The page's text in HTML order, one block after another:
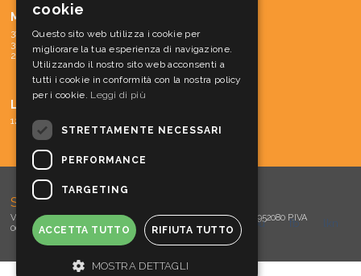
MACCHINE
31 - PARTI DI RICAMBIO E ACCESSORI
30 - MATERIALE CONS. MACCH.
29 - MACCHINE
LINEA CORTESIA
12 - LINEA CORTESIA
SOVLA s.r.l.
Via Meucci, 15 - 30016 Jesolo (VE) Tel. 0421 952060 - Fax 0421 952080 P.IVA
00360610273 - E-mail:info@sovla.com- Privacy / Cookies
tw you fb lkn
cookie
Questo sito web utilizza i cookie per
migliorare la tua esperienza di navigazione.
Utilizzando il nostro sito web acconsenti a
tutti i cookie in conformità con la nostra policy
per i cookie. Leggi di più
STRETTAMENTE NECESSARI
PERFORMANCE
TARGETING
ACCETTA TUTTO RIFIUTA TUTTO
MOSTRA DETTAGLI